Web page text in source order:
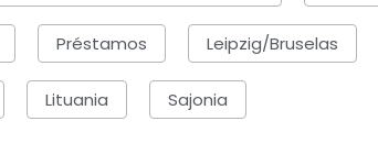
Préstamos Leipzig/Bruselas
Lituania Sajonia